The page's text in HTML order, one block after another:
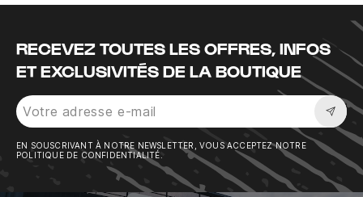
RECEVEZ TOUTES LES OFFRES, INFOS
ET EXCLUSIVITÉS DE LA BOUTIQUE
EN SOUSCRIVANT À NOTRE NEWSLETTER, VOUS ACCEPTEZ NOTRE
POLITIQUE DE CONFIDENTIALITÉ.